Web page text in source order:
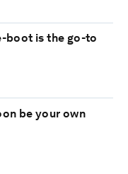
boot is the go-to
be your own